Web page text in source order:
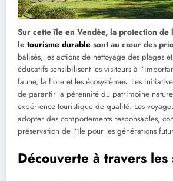
Sur cette île en Vendée, la protection de
le tourisme durable sont au cœur des
balisés, les actions de nettoyage des plages
éducatifs sensibilisent les visiteurs à
faune, la flore et les écosystèmes. Les
de garantir la pérennité du patrimoine
expérience touristique de qualité. Les
adopter des comportements responsables,
préservation de l’île pour les générations
Découverte à travers les